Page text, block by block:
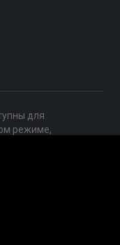
для
режиме,